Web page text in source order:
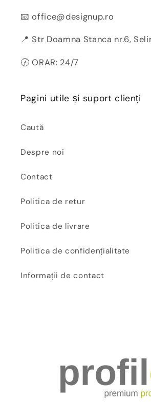
📧 office@designup.ro
📍 Str Doamna Stanca nr.6,
🕜 ORAR: 24/7
Pagini utile și suport clienți
Caută
Despre noi
Contact
Politica de retur
Politica de livrare
Politica de confidențialitate
Informații de contact